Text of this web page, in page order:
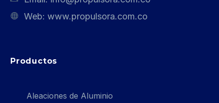
Web: www.propulsora.com.co
Productos
Aleaciones de Aluminio